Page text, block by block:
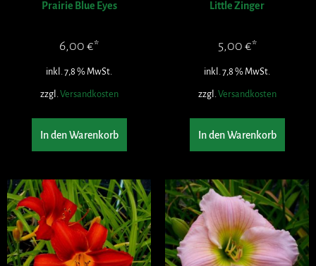
Prairie Blue Eyes
6,00 €
inkl. 7,8 % MwSt.
zzgl.Versandkosten
In den Warenkorb
Little Zinger
5,00 €
inkl. 7,8 % MwSt.
zzgl.Versandkosten
In den Warenkorb